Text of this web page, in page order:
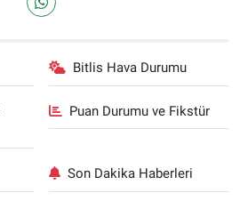
Bitlis Hava Durumu
Puan Durumu ve Fikstür
Son Dakika Haberleri